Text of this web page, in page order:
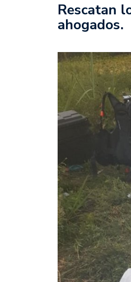
Rescatan
ahogados.